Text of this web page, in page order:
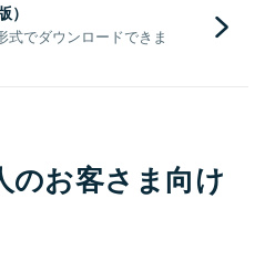
）
式でダウンロードできま
のお客さま向け